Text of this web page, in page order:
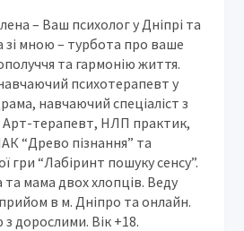
– Ваш психолог у Дніпрі та
мною – турбота про ваше
та гармонію життя.
психотерапевт у
навчаючий спеціаліст з
Арт-терапевт, НЛП практик,
“Древо пізнання” та
гри “Лабіринт пошуку сенсу”.
мама двох хлопців. Веду
в м. Дніпро та онлайн.
дорослими. Вік +18.